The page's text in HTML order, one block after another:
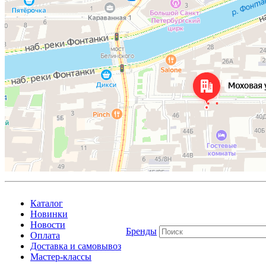
Каталог
Новинки
Новости
Оплата
Доставка и самовывоз
Мастер-классы
Бренды